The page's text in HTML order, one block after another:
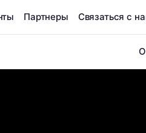
Партнеры Связаться с